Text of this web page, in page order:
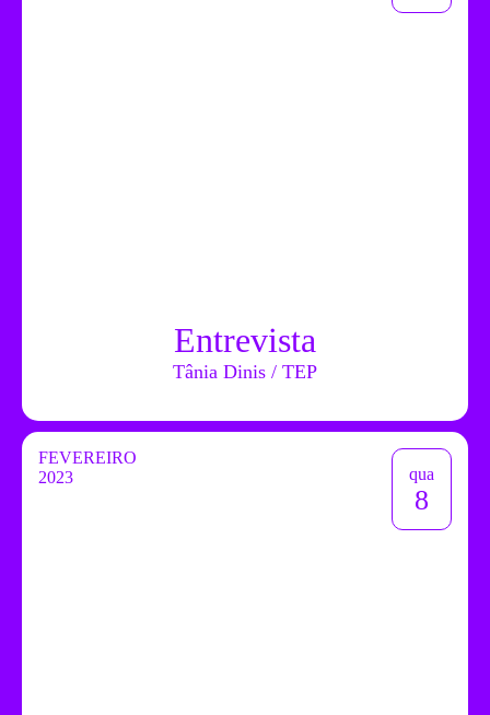
Entrevista
Tânia Dinis / TEP
FEVEREIRO
2023
qua
8